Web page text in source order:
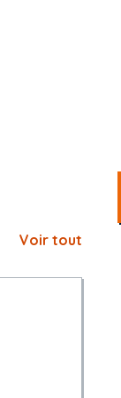
délai global
Voir tout